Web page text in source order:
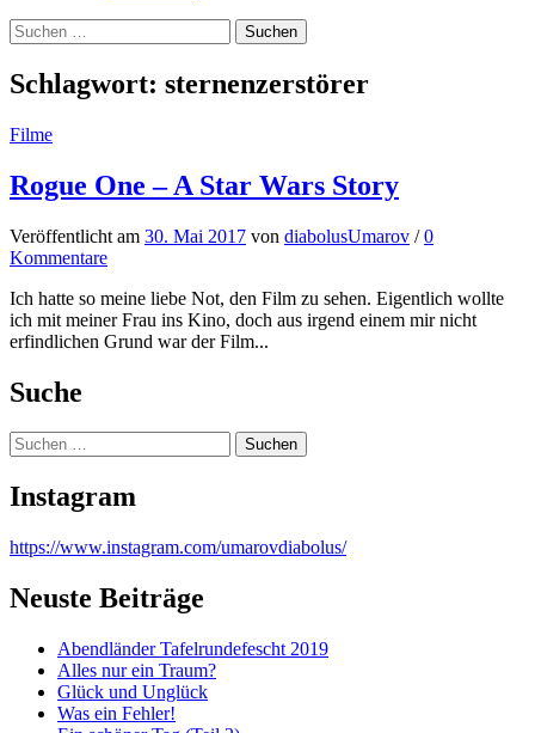
Suchen
nach:
Schlagwort: sternenzerstörer
Filme
Rogue One – A Star Wars Story
Veröffentlicht am 30. Mai 2017 von diabolusUmarov /0
Kommentare
Ich hatte so meine liebe Not, den Film zu sehen. Eigentlich wollte
ich mit meiner Frau ins Kino, doch aus irgend einem mir nicht
erfindlichen Grund war der Film...
Suche
Suchen
nach:
Instagram
https://www.instagram.com/umarovdiabolus/
Neuste Beiträge
Abendländer Tafelrundefescht 2019
Alles nur ein Traum?
Glück und Unglück
Was ein Fehler!